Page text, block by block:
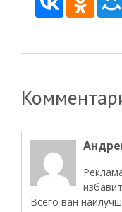
Всего ван